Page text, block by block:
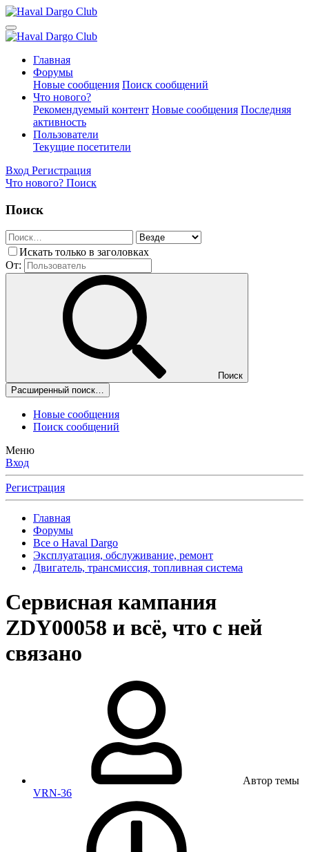
Главная
Форумы
Новые сообщения Поиск сообщений
Что нового?
Рекомендуемый контент Новые сообщения Последняя
активность
Пользователи
Текущие посетители
Вход Регистрация
Что нового? Поиск
Поиск
Искать только в заголовках
От:
Поиск
Расширенный поиск…
Новые сообщения
Поиск сообщений
Меню
Вход
Регистрация
Главная
Форумы
Все о Haval Dargo
Эксплуатация, обслуживание, ремонт
Двигатель, трансмиссия, топливная система
Сервисная кампания
ZDY00058 и всё, что с ней
связано
Автор темы
VRN-36